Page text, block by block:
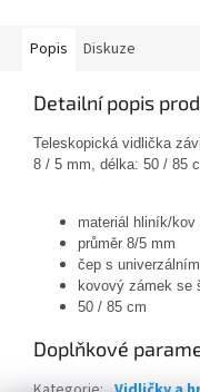
Popis Diskuze
Detailní popis
Teleskopická vidlička
8 / 5 mm,
materiál hliník/kov
průměr 8/5 mm
čep s
kovový zámek se
50 / 85 cm
Doplňkové